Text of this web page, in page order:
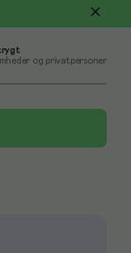
og privatpersoner